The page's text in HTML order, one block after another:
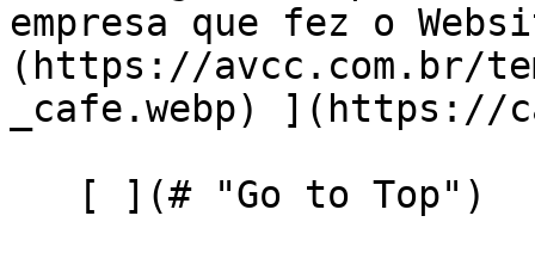
empresa que fez o
(https://avcc.com.br/
_cafe.webp) ](https://